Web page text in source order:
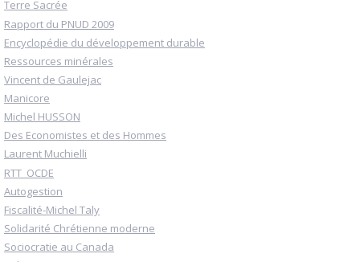
Terre Sacrée
Rapport du PNUD 2009
Encyclopédie du développement durable
Ressources minérales
Vincent de Gaulejac
Manicore
Michel HUSSON
Des Economistes et des Hommes
Laurent Muchielli
RTT_OCDE
Autogestion
Fiscalité-Michel Taly
Solidarité Chrétienne moderne
Sociocratie au Canada